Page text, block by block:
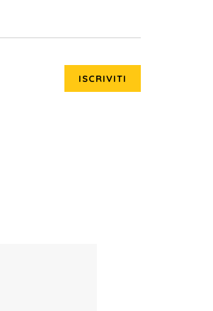
ISCRIVITI